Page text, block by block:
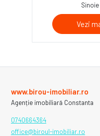
Sinoie
Vezi
www.birou-imobiliar.ro
Agenție imobiliară Constanta
0740664364
office@biroul-imobiliar.ro